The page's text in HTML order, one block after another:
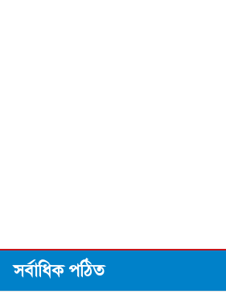
নগরবাসী সবাই মেয়রের দায়িত্ব পালন
করতে পারে : আতিক
সর্বাধিক পঠিত